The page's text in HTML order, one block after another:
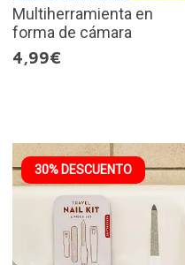
Multiherramienta en
forma de cámara
4,99€
30% DESCUENTO